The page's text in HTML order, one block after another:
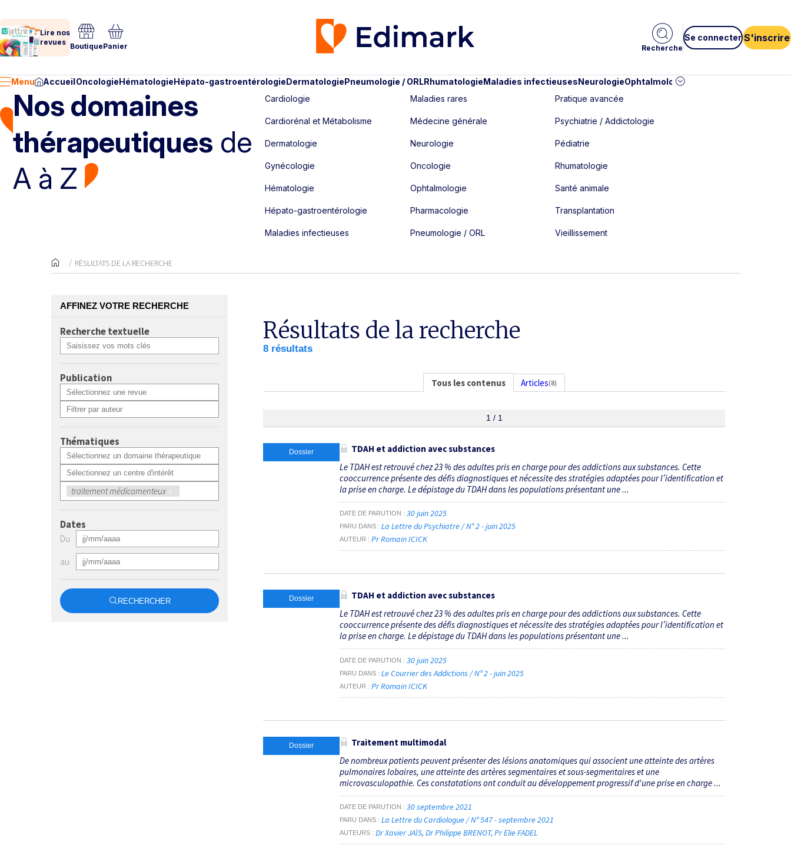
Lire nos
revues BoutiquePanier Recherche
Se connecter S'inscrire
Menu AccueilOncologieHématologieHépato-gastroentérologieDermatologiePneumologie / ORLRhumatologieMaladies infectieusesNeurologieOphtalmologie
Nos domaines
thérapeutiques de
A à Z
Cardiologie
Cardiorénal et Métabolisme
Dermatologie
Gynécologie
Hématologie
Hépato-gastroentérologie
Maladies infectieuses
Maladies rares
Médecine générale
Neurologie
Oncologie
Ophtalmologie
Pharmacologie
Pneumologie / ORL
Pratique avancée
Psychiatrie / Addictologie
Pédiatrie
Rhumatologie
Santé animale
Transplantation
Vieillissement
RÉSULTATS DE LA RECHERCHE
AFFINEZ VOTRE RECHERCHE
Recherche textuelle
Publication
Thématiques
traitement médicamenteux ×
Dates
Du
au
RECHERCHER
Résultats de la recherche
8 résultats
Tous les contenus Articles(8)
1 / 1
Dossier
TDAH et addiction avec substances
Le TDAH est retrouvé chez 23 % des adultes pris en charge pour des addictions aux substances. Cette
cooccurrence présente des défis diagnostiques et nécessite des stratégies adaptées pour l’identification et
la prise en charge. Le dépistage du TDAH dans les populations présentant une ...
DATE DE PARUTION 30 juin 2025
PARU DANS La Lettre du Psychiatre / N° 2 - juin 2025
AUTEUR Pr Romain ICICK
Dossier
TDAH et addiction avec substances
Le TDAH est retrouvé chez 23 % des adultes pris en charge pour des addictions aux substances. Cette
cooccurrence présente des défis diagnostiques et nécessite des stratégies adaptées pour l’identification et
la prise en charge. Le dépistage du TDAH dans les populations présentant une ...
DATE DE PARUTION 30 juin 2025
PARU DANS Le Courrier des Addictions / N° 2 - juin 2025
AUTEUR Pr Romain ICICK
Dossier
Traitement multimodal
De nombreux patients peuvent présenter des lésions anatomiques qui associent une atteinte des artères
pulmonaires lobaires, une atteinte des artères segmentaires et sous-segmentaires et une
microvasculopathie. Ces constatations ont conduit au développement progressif d'une prise en charge ...
DATE DE PARUTION 30 septembre 2021
PARU DANS La Lettre du Cardiologue / N° 547 - septembre 2021
AUTEURS Dr Xavier JAÏS Dr Philippe BRENOT Pr Elie FADEL